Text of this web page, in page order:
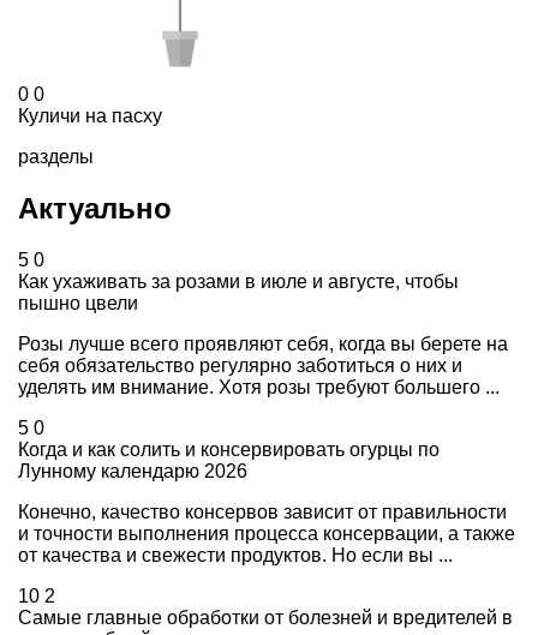
0 0
Куличи на пасху
разделы
Актуально
5 0
Как ухаживать за розами в июле и августе, чтобы
пышно цвели
Розы лучше всего проявляют себя, когда вы берете на
себя обязательство регулярно заботиться о них и
уделять им внимание. Хотя розы требуют большего ...
5 0
Когда и как солить и консервировать огурцы по
Лунному календарю 2026
Конечно, качество консервов зависит от правильности
и точности выполнения процесса консервации, а также
от качества и свежести продуктов. Но если вы ...
10 2
Самые главные обработки от болезней и вредителей в